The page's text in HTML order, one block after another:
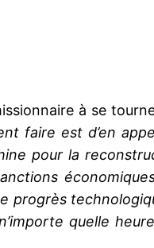
à se
faire est d’en
pour la
progrès
quelle